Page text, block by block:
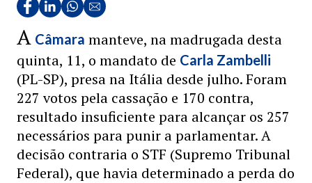
A Câmara manteve, na madrugada desta
quinta, 11, o mandato de Carla Zambelli
(PL-SP), presa na Itália desde julho. Foram
227 votos pela cassação e 170 contra,
resultado insuficiente para alcançar os 257
necessários para punir a parlamentar. A
decisão contraria o STF (Supremo Tribunal
Federal), que havia determinado a perda do